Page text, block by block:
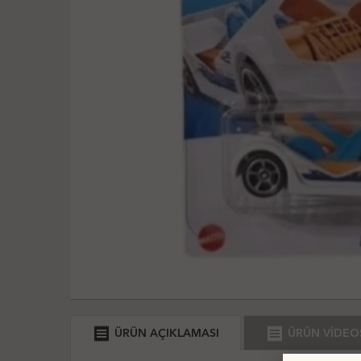
receipt ÜRÜN AÇIKLAMASI receipt ÜRÜN